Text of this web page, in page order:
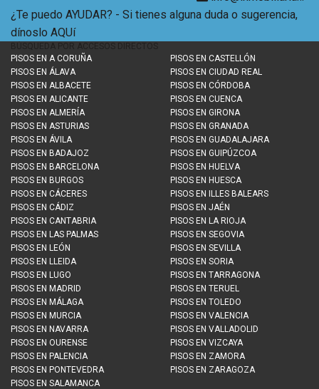
¿Te puedo AYUDAR? - Si tienes alguna duda o sugerencia,
dínoslo AQUí
PISOS EN A CORUÑA
PISOS EN ÁLAVA
PISOS EN ALBACETE
PISOS EN ALICANTE
PISOS EN ALMERÍA
PISOS EN ASTURIAS
PISOS EN ÁVILA
PISOS EN BADAJOZ
PISOS EN BARCELONA
PISOS EN BURGOS
PISOS EN CÁCERES
PISOS EN CÁDIZ
PISOS EN CANTABRIA
PISOS EN CASTELLÓN
PISOS EN CIUDAD REAL
PISOS EN CÓRDOBA
PISOS EN CUENCA
PISOS EN GIRONA
PISOS EN GRANADA
PISOS EN GUADALAJARA
PISOS EN GUIPÚZCOA
PISOS EN HUELVA
PISOS EN HUESCA
PISOS EN ILLES BALEARS
PISOS EN JAÉN
PISOS EN LA RIOJA
PISOS EN LAS PALMAS
PISOS EN LEÓN
PISOS EN LLEIDA
PISOS EN LUGO
PISOS EN MADRID
PISOS EN MÁLAGA
PISOS EN MURCIA
PISOS EN NAVARRA
PISOS EN OURENSE
PISOS EN PALENCIA
PISOS EN PONTEVEDRA
PISOS EN SALAMANCA
PISOS EN SEGOVIA
PISOS EN SEVILLA
PISOS EN SORIA
PISOS EN TARRAGONA
PISOS EN TERUEL
PISOS EN TOLEDO
PISOS EN VALENCIA
PISOS EN VALLADOLID
PISOS EN VIZCAYA
PISOS EN ZAMORA
PISOS EN ZARAGOZA